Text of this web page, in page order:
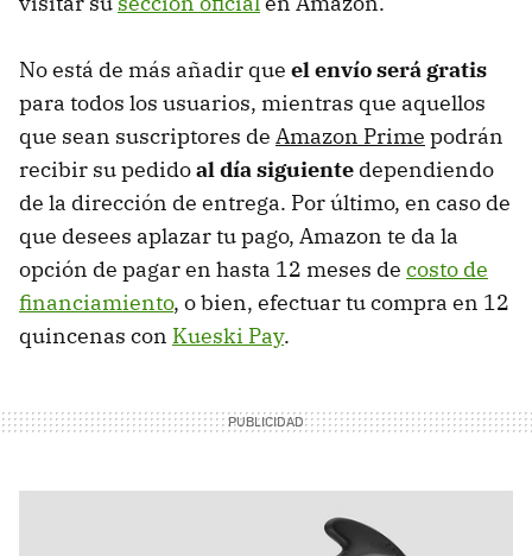
No está de más añadir que el envío será gratis
para todos los usuarios, mientras que aquellos
que sean suscriptores de Amazon Prime podrán
recibir su pedidoal día siguiente dependiendo
de la dirección de entrega. Por último, en caso de
que desees aplazar tu pago, Amazon te da la
opción de pagar en hasta 12 meses de costo de
financiamiento, o bien, efectuar tu compra en 12
quincenas con Kueski Pay.